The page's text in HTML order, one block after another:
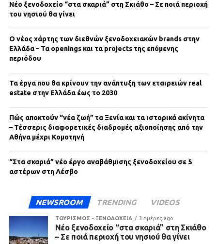
Νέο ξενοδοχείο “στα σκαριά” στη Σκιάθο – Σε ποιά περιοχή
του νησιού θα γίνει
Ο νέος χάρτης των διεθνών ξενοδοχειακών brands στην
Ελλάδα – Τα openings και τα projects της επόμενης
περιόδου
Τα έργα που θα κρίνουν την ανάπτυξη των εταιρειών real
estate στην Ελλάδα έως το 2030
Πώς αποκτούν “νέα ζωή” τα Ξενία και τα ιστορικά ακίνητα
– Τέσσερις διαφορετικές διαδρομές αξιοποίησης από την
Αθήνα μέχρι Κομοτηνή
“Στα σκαριά” νέο έργο αναβάθμισης ξενοδοχείου σε 5
αστέρων στη Λέσβο
NEWSROOM TRENDING VIDEOS
ΤΟΥΡΙΣΜΟΣ - ΞΕΝΟΔΟΧΕΙΑ 3 ημέρες ago
Νέο ξενοδοχείο “στα σκαριά” στη Σκιάθο
– Σε ποιά περιοχή του νησιού θα γίνει